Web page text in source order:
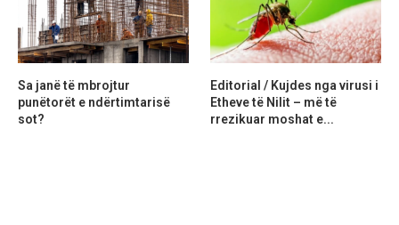
Sa janë të mbrojtur
punëtorët e ndërtimtarisë
sot?
Editorial / Kujdes nga virusi i
Etheve të Nilit – më të
rrezikuar moshat e...